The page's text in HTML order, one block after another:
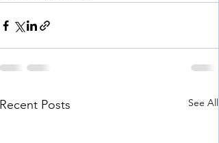
Recent Posts See All